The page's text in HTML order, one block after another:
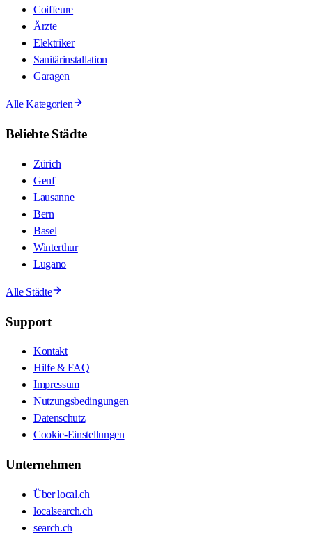
Coiffeure
Ärzte
Elektriker
Sanitärinstallation
Garagen
Alle Kategorien
Beliebte Städte
Zürich
Genf
Lausanne
Bern
Basel
Winterthur
Lugano
Alle Städte
Support
Kontakt
Hilfe & FAQ
Impressum
Nutzungsbedingungen
Datenschutz
Cookie-Einstellungen
Unternehmen
Über local.ch
localsearch.ch
search.ch